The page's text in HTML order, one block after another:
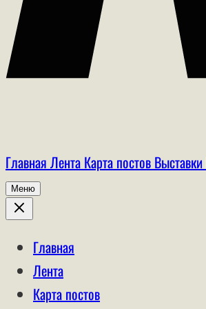
Главная Лента Карта постов Выставки
Меню
Главная
Лента
Карта постов